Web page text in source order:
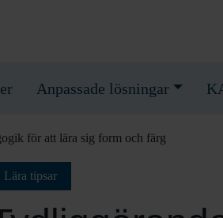
Anpassade lösningar
för att lära sig form och färg
Lära tipsar